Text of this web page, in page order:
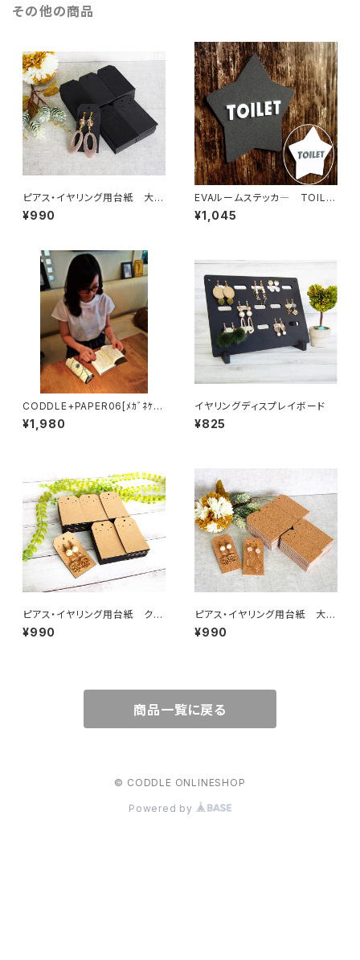
その他の商品
ピアス・イヤリング用台紙 大
黒 50枚
¥990
EVAルームステッカ― TOILE
T
¥1,045
CODDLE+PAPER06[ﾒｶﾞﾈｹｰ
ｽ]
¥1,980
イヤリングディスプレイボード
¥825
ピアス・イヤリング用台紙 クラ
フト 50枚
¥990
ピアス・イヤリング用台紙 大
コルク 50枚
¥990
商品一覧に戻る
© CODDLE ONLINESHOP
Powered by